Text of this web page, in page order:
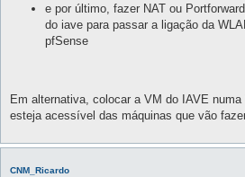
e por último, fazer NAT ou
do iave para passar a ligação da
pfSense
Em alternativa, colocar a VM do IAVE
esteja acessível das máquinas que vão
CNM_Ricardo